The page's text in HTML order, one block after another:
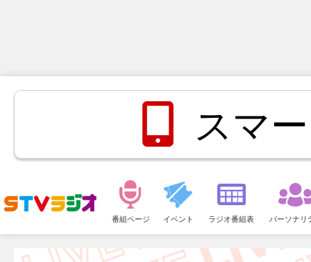
スマ
ュ
番組ページ イベント ラジオ番組表 パーソナリ